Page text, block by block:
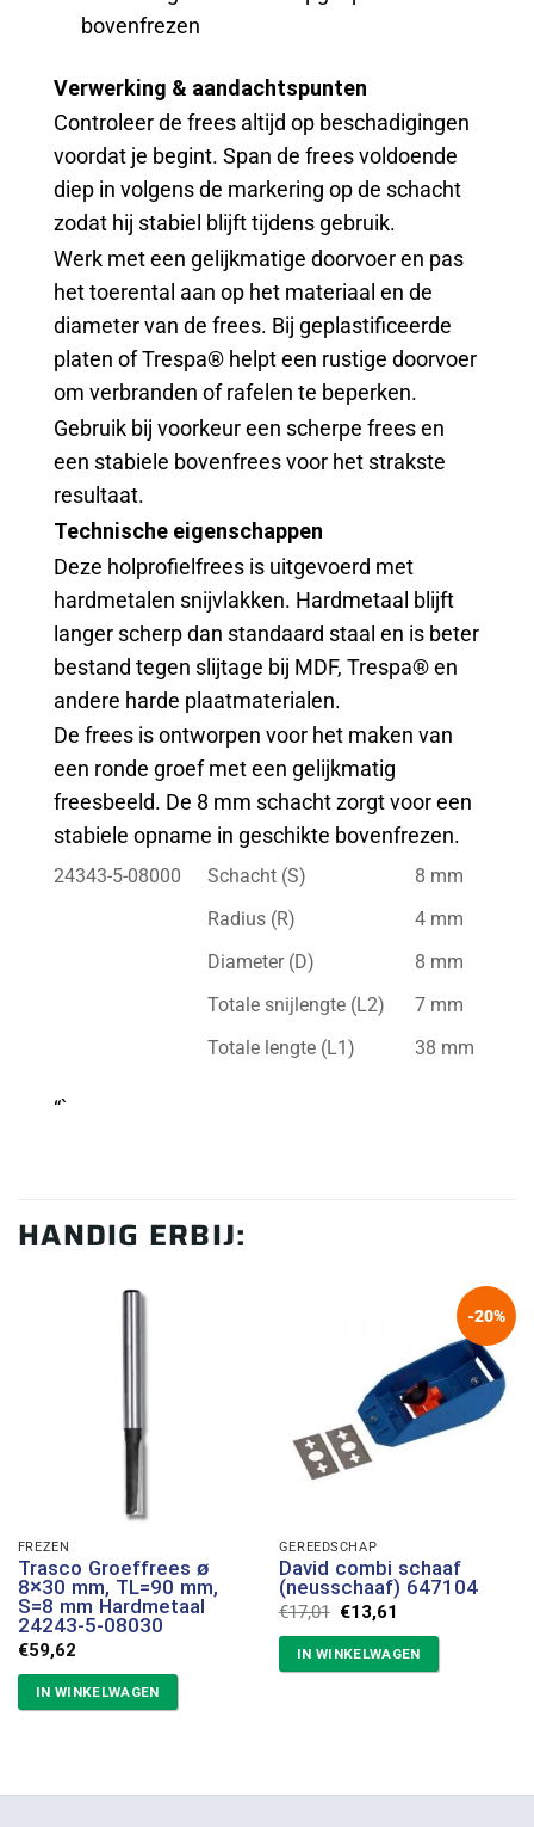
bovenfrezen
Verwerking & aandachtspunten
Controleer de frees altijd op beschadigingen
voordat je begint. Span de frees voldoende
diep in volgens de markering op de schacht
zodat hij stabiel blijft tijdens gebruik.
Werk met een gelijkmatige doorvoer en pas
het toerental aan op het materiaal en de
diameter van de frees. Bij geplastificeerde
platen of Trespa® helpt een rustige doorvoer
om verbranden of rafelen te beperken.
Gebruik bij voorkeur een scherpe frees en
een stabiele bovenfrees voor het strakste
resultaat.
Technische eigenschappen
Deze holprofielfrees is uitgevoerd met
hardmetalen snijvlakken. Hardmetaal blijft
langer scherp dan standaard staal en is beter
bestand tegen slijtage bij MDF, Trespa® en
andere harde plaatmaterialen.
De frees is ontworpen voor het maken van
een ronde groef met een gelijkmatig
freesbeeld. De 8 mm schacht zorgt voor een
stabiele opname in geschikte bovenfrezen.
24343-5-08000 Schacht (S)
8 mm
Radius (R)
4 mm
Diameter (D)
8 mm
Totale snijlengte (L2)
7 mm
Totale lengte (L1)
38 mm
“`
HANDIG ERBIJ:
FREZEN
Trasco Groeffrees ø
8×30 mm, TL=90 mm,
S=8 mm Hardmetaal
24243-5-08030
€59,62
IN WINKELWAGEN
-20%
GEREEDSCHAP
David combi schaaf
(neusschaaf) 647104
€17,01 Oorspronkelijke
prijs
was:
€17,01.
€13,61
is:
€13,61.
IN WINKELWAGEN